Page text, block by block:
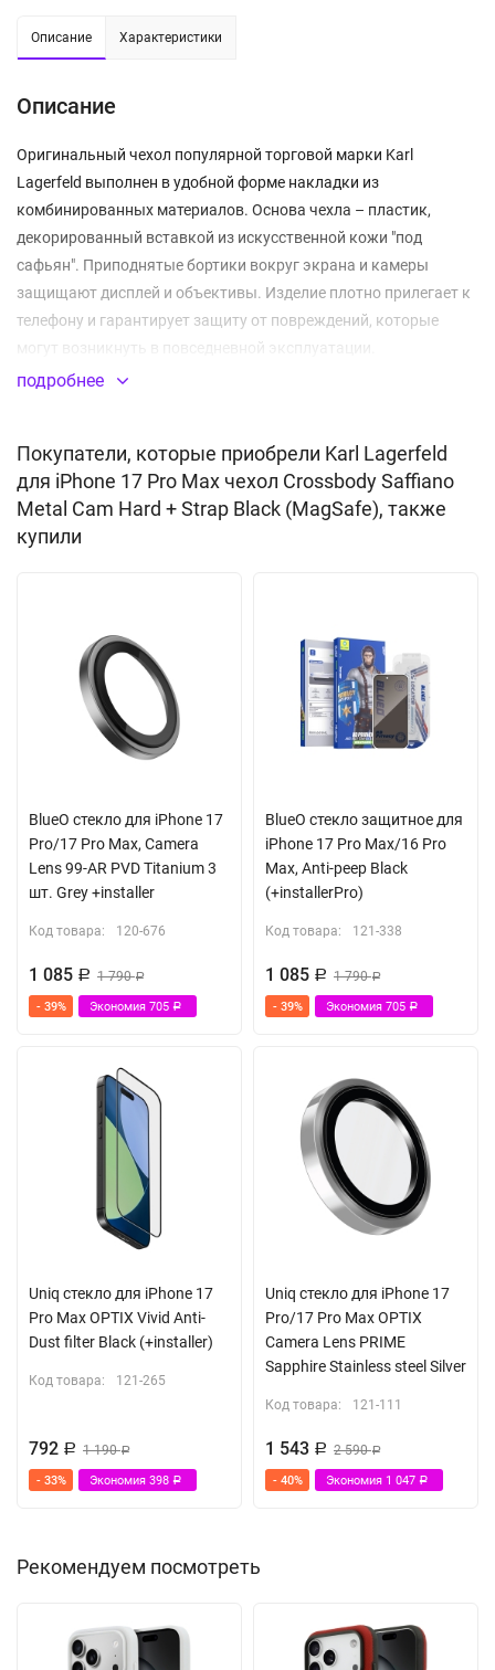
Описание Характеристики
Описание
Оригинальный чехол популярной торговой марки Karl
Lagerfeld выполнен в удобной форме накладки из
комбинированных материалов. Основа чехла – пластик,
декорированный вставкой из искусственной кожи "под
сафьян". Приподнятые бортики вокруг экрана и камеры
защищают дисплей и объективы. Изделие плотно прилегает к
телефону и гарантирует защиту от повреждений, которые
могут возникнуть в повседневной эксплуатации.
Металлическая рамка вокруг камеры обеспечит
заглушками, предохраняющими от попадания загрязнений,
частиц пыли и влаги. Все отверстия идеально соответствуют
разъемам и элементам управления. Толщина кейса не
препятствует nfc сигналу. С помощью встроенного магнита
шее или через плечо. Поставляется в подарочной упаковке
производителя CG Mobile.
Съемный ремешок в комплекте
подробнее
Покупатели, которые приобрели Karl Lagerfeld
для iPhone 17 Pro Max чехол Crossbody Saffiano
Metal Cam Hard + Strap Black (MagSafe), также
купили
BlueO стекло для iPhone 17
Pro/17 Pro Max, Camera
Lens 99-AR PVD Titanium 3
шт. Grey +installer
Код товара: 120-676
1 085 Р 1 790Р
- 39% Экономия 705 Р
BlueO стекло защитное для
iPhone 17 Pro Max/16 Pro
Max, Anti-peep Black
(+installerPro)
Код товара: 121-338
1 085 Р 1 790Р
- 39% Экономия 705 Р
Uniq стекло для iPhone 17
Pro Max OPTIX Vivid Anti-
Dust filter Black (+installer)
Код товара: 121-265
792 Р 1 190Р
- 33% Экономия 398 Р
Uniq стекло для iPhone 17
Pro/17 Pro Max OPTIX
Camera Lens PRIME
Sapphire Stainless steel Silver
Код товара: 121-111
1 543 Р 2 590Р
- 40% Экономия 1 047 Р
Рекомендуем посмотреть